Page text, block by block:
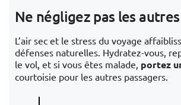
Ne négligez pas les
L’air sec et le stress du voyage
défenses naturelles. Hydratez-vous,
le vol, et si vous êtes malade, portez
courtoisie pour les autres passagers.